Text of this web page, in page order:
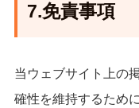
7.免責事項
当ウェブサイト上の
確性を維持するため